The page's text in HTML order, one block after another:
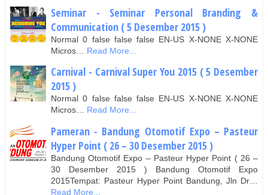
Seminar - Seminar Personal Branding &
Communication ( 5 Desember 2015 )
Normal 0 false false false EN-US X-NONE X-NONE
Micros…
Read More...
Carnival - Carnival Super You 2015 ( 5 Desember
2015 )
Normal 0 false false false EN-US X-NONE X-NONE
Micros…
Read More...
Pameran - Bandung Otomotif Expo – Pasteur
Hyper Point ( 26 – 30 Desember 2015 )
Bandung Otomotif Expo – Pasteur Hyper Point ( 26 –
30 Desember 2015 ) Bandung Otomotif Expo
2015Tempat: Pasteur Hyper Point Bandung, Jln Dr…
Read More...